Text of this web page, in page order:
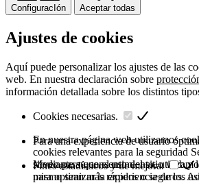
ConfiguracIón Aceptar todas
Ajustes de cookies
Aquí puede personalizar los ajustes de las
web. En nuestra declaración sobre
información detallada sobre los distintos
Cookies necesarias.
En nuestra página web utilizamos
cookies relevantes para la seguridad
sirven para que el uso del sitio web y
mismo sean más rápidos o seguros.
Para una experiencia de usuario
Mediante su consentimiento,
para optimizar la experiencia de los
Fines estadísticos y de mejora.